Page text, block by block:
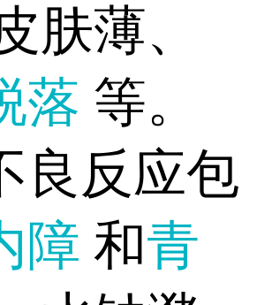
肤薄、
落 等。
良反应包
障 和青